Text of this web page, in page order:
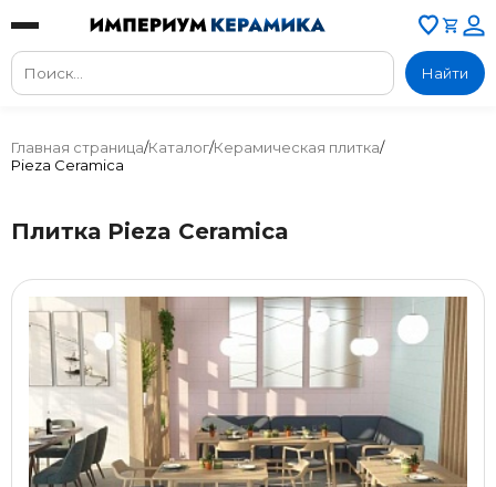
Найти
Главная страница/Каталог/Керамическая плитка/
Pieza Ceramica
Плитка Pieza Ceramica